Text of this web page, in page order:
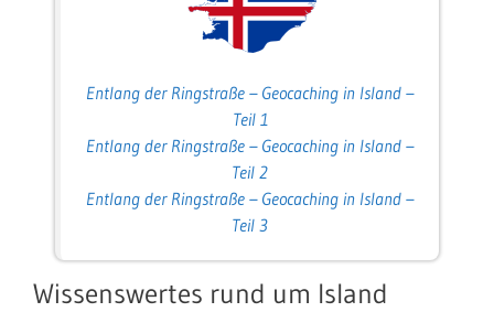
Entlang der Ringstraße – Geocaching in Island –
Teil 1
Entlang der Ringstraße – Geocaching in Island –
Teil 2
Entlang der Ringstraße – Geocaching in Island –
Teil 3
Wissenswertes rund um Island